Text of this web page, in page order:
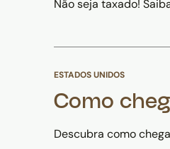
Não seja taxado!
ESTADOS UNIDOS
Como
Descubra como